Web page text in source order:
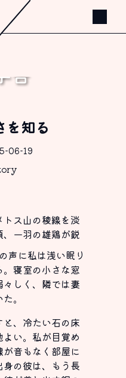
舎
を知る
06-19
ス山の稜線を淡
一羽の雄鶏が鋭
声に私は浅い眠り
寝室の小さな窓
しく、隣では妻
。
、冷たい石の床
い。私が目覚め
音もなく部屋に
の彼は、もう長